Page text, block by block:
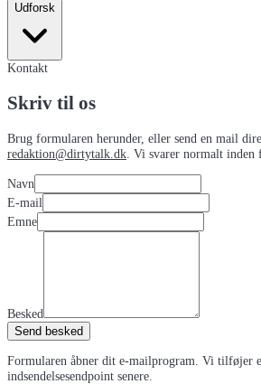
Udforsk
Kontakt
Skriv til os
Brug formularen herunder, eller send en mail
redaktion@dirtytalk.dk . Vi svarer normalt inden
Navn
E-mail
Emne
Besked
Send besked
Formularen åbner dit e-mailprogram. Vi tilføjer
indsendelsesendpoint senere.